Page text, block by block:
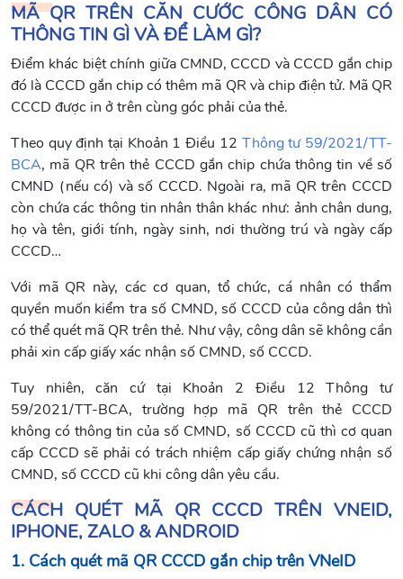
MÃ QR TRÊN CĂN CƯỚC CÔNG DÂN CÓ
THÔNG TIN GÌ VÀ ĐỂ LÀM GÌ?
Điểm khác biệt chính giữa CMND, CCCD và CCCD gắn chip
đó là CCCD gắn chip có thêm mã QR và chip điện tử. Mã QR
CCCD được in ở trên cùng góc phải của thẻ.
Theo quy định tại Khoản 1 Điều 12 Thông tư 59/2021/TT-
BCA, mã QR trên thẻ CCCD gắn chip chứa thông tin về số
CMND (nếu có) và số CCCD. Ngoài ra, mã QR trên CCCD
còn chứa các thông tin nhân thân khác như: ảnh chân dung,
họ và tên, giới tính, ngày sinh, nơi thường trú và ngày cấp
CCCD…
Với mã QR này, các cơ quan, tổ chức, cá nhân có thẩm
quyền muốn kiểm tra số CMND, số CCCD của công dân thì
có thể quét mã QR trên thẻ. Như vậy, công dân sẽ không cần
phải xin cấp giấy xác nhận số CMND, số CCCD.
Tuy nhiên, căn cứ tại Khoản 2 Điều 12 Thông tư
59/2021/TT-BCA, trường hợp mã QR trên thẻ CCCD
không có thông tin của số CMND, số CCCD cũ thì cơ quan
cấp CCCD sẽ phải có trách nhiệm cấp giấy chứng nhận số
CMND, số CCCD cũ khi công dân yêu cầu.
CÁCH QUÉT MÃ QR CCCD TRÊN VNEID,
IPHONE, ZALO & ANDROID
1. Cách quét mã QR CCCD gắn chip trên VNeID